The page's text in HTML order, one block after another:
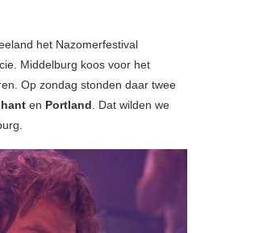
het Nazomerfestival
Middelburg koos voor het
Op zondag stonden daar twee
en Portland. Dat wilden we